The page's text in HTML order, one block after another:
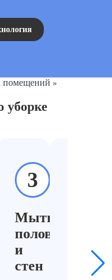
помещений »
уборке
3
Мытье
полов
и
стен